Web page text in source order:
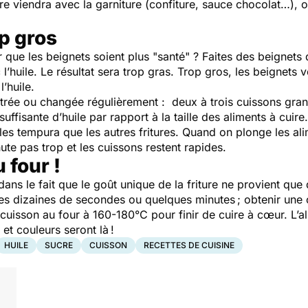
viendra avec la garniture (confiture, sauce chocolat…),
gros
que les beignets soient plus "santé" ? Faites des
Le résultat sera trop gras. Trop gros, les beignets
ou changée régulièrement : deux à trois cuissons
d’huile par rapport à la taille des aliments à
tempura que les autres fritures. Quand on plonge les
pas trop et les cuissons restent rapides.
four !
le fait que le goût unique de la friture ne provient
dizaines de secondes ou quelques minutes ; obtenir
au four à 160-180°C pour finir de cuire à cœur.
et couleurs seront là !
HUILE SUCRE CUISSON RECETTES DE CUISINE